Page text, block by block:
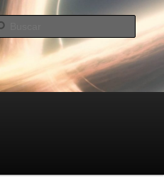
de Personalidad
Buscar